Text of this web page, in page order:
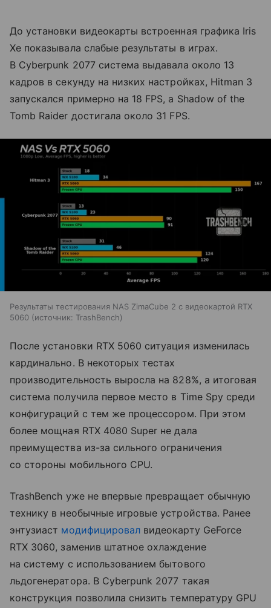
До установки видеокарты встроенная графика Iris
Xe показывала слабые результаты в играх.
В Cyberpunk 2077 система выдавала около 13
кадров в секунду на низких настройках, Hitman 3
запускался примерно на 18 FPS, а Shadow of the
Tomb Raider достигала около 31 FPS.
Результаты тестирования NAS ZimaCube 2 с видеокартой RTX
5060
источник: TrashBench
После установки RTX 5060 ситуация изменилась
кардинально. В некоторых тестах
производительность выросла на 828%, а итоговая
система получила первое место в Time Spy среди
конфигураций с тем же процессором. При этом
более мощная RTX 4080 Super не дала
преимущества из-за сильного ограничения
со стороны мобильного CPU.
TrashBench уже не впервые превращает обычную
технику в необычные игровые устройства. Ранее
энтузиаст модифицировал видеокарту GeForce
RTX 3060, заменив штатное охлаждение
на систему с использованием бытового
льдогенератора. В Cyberpunk 2077 такая
конструкция позволила снизить температуру GPU